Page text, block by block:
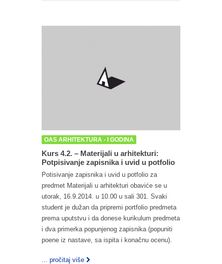
OAS ARHITEKTURA - I GODINA
Kurs 4.2. – Materijali u arhitekturi:
Potpisivanje zapisnika i uvid u potfolio
Potisivanje zapisnika i uvid u potfolio za
predmet Materijali u arhitekturi obaviće se u
utorak, 16.9.2014. u 10.00 u sali 301. Svaki
student je dužan da pripremi portfolio predmeta
prema uputstvu i da donese kurikulum predmeta
i dva primerka popunjenog zapisnika (popuniti
poene iz nastave, sa ispita i konačnu ocenu).
... pročitaj više